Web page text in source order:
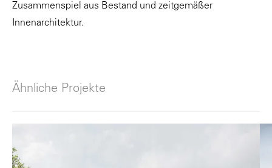
Zusammenspiel aus Bestand und zeitgemäßer
Innenarchitektur.
Ähnliche Projekte